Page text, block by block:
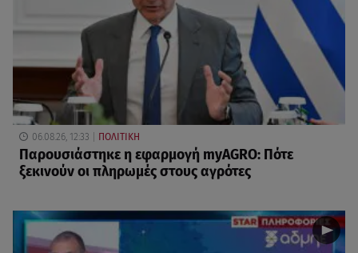
06.08.26, 12:33 ΠΟΛΙΤΙΚΗ
Παρουσιάστηκε η εφαρμογή myAGRO: Πότε
ξεκινούν οι πληρωμές στους αγρότες